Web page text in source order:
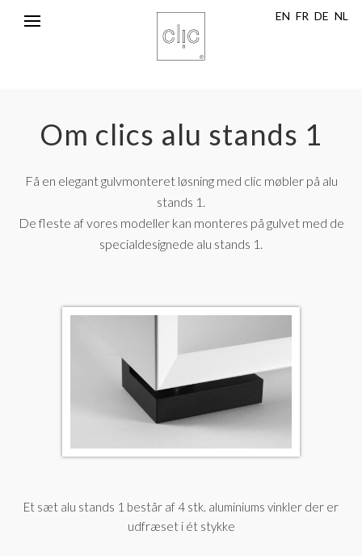
Toggle
EN FR DE NL
Om clics alu stands 1
Få en elegant gulvmonteret løsning med clic møbler på alu
stands 1.
De fleste af vores modeller kan monteres på gulvet med de
specialdesignede alu stands 1.
Et sæt alu stands 1 består af 4 stk. aluminiums vinkler der er
udfræset i ét stykke